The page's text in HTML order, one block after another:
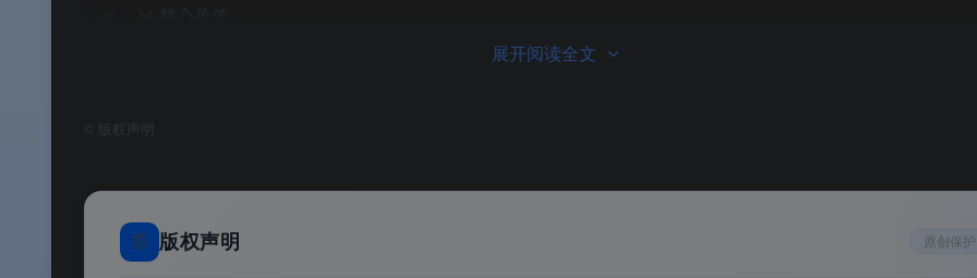
✅
✅MSI 官方渠道安全下载
展开阅读全文
版权声明
📄 版权声明 原创保护